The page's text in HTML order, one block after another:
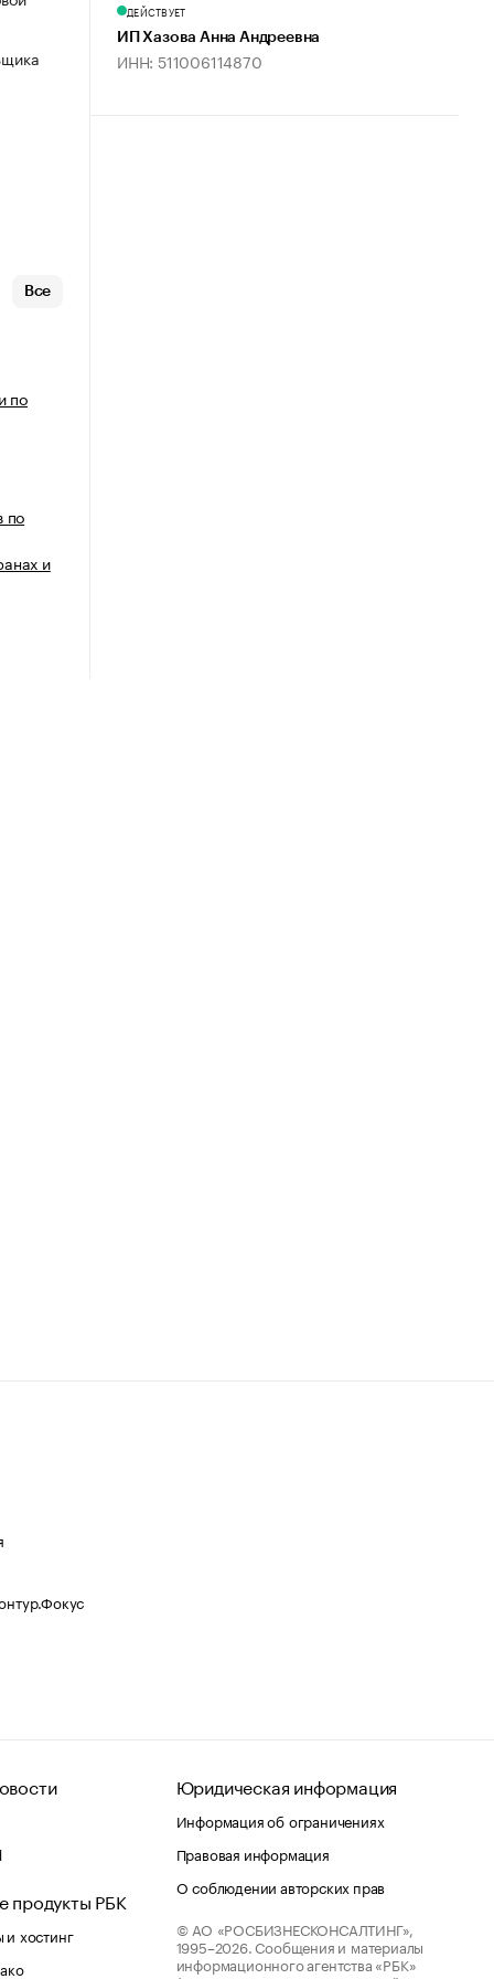
Все
по
по
и
ДЕЙСТВУЕТ
ИП Хазова Анна Андреевна
ИНН: 511006114870
продукты РБК
хостинг
Юридическая информация
Информация об ограничениях
Правовая информация
О соблюдении авторских прав
© АО «РОСБИЗНЕСКОНСАЛТИНГ»,
1995–2026. Сообщения и материалы
информационного агентства «РБК»